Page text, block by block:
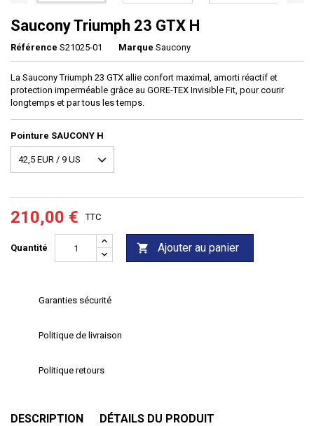
Saucony Triumph 23 GTX H
Référence S21025-01 Marque Saucony
La Saucony Triumph 23 GTX allie confort maximal, amorti réactif et
protection imperméable grâce au GORE-TEX Invisible Fit, pour courir
longtemps et par tous les temps.
Pointure SAUCONY H
210,00 € TTC
Quantité  Ajouter au panier
Garanties sécurité
Politique de livraison
Politique retours
DESCRIPTION DÉTAILS DU PRODUIT